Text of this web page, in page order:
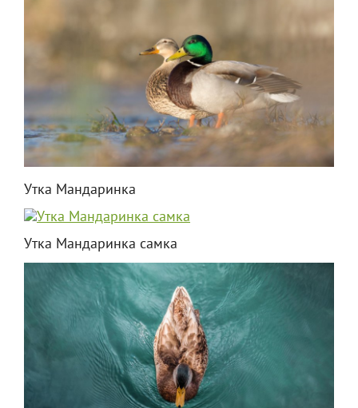
Утка Мандаринка
Утка Мандаринка самка